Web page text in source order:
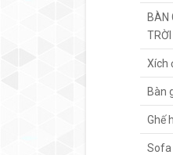
BÀN
TRỜI
Xích
Bàn
Ghế
Sofa